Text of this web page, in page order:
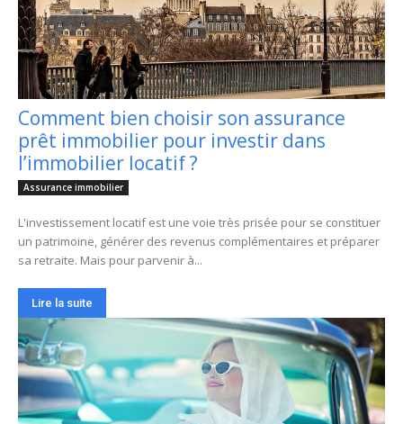
Comment bien choisir son assurance
prêt immobilier pour investir dans
l’immobilier locatif ?
Assurance immobilier
L'investissement locatif est une voie très prisée pour se constituer
un patrimoine, générer des revenus complémentaires et préparer
sa retraite. Mais pour parvenir à...
Lire la suite